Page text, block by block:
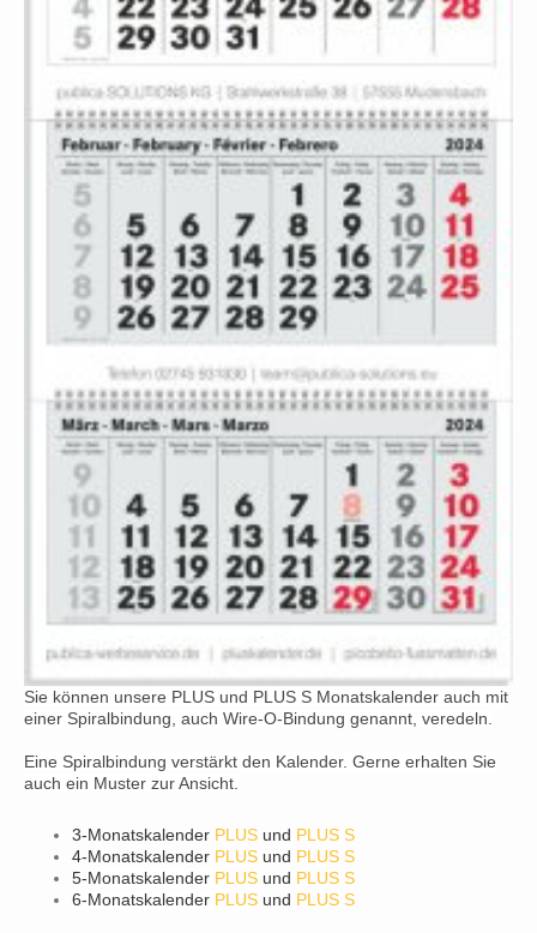
Sie können unsere PLUS und PLUS S Monatskalender auch mit
einer Spiralbindung, auch Wire-O-Bindung genannt, veredeln.
Eine Spiralbindung verstärkt den Kalender. Gerne erhalten Sie
auch ein Muster zur Ansicht.
3-Monatskalender PLUS und PLUS S
4-Monatskalender PLUS und PLUS S
5-Monatskalender PLUS und PLUS S
6-Monatskalender PLUS und PLUS S